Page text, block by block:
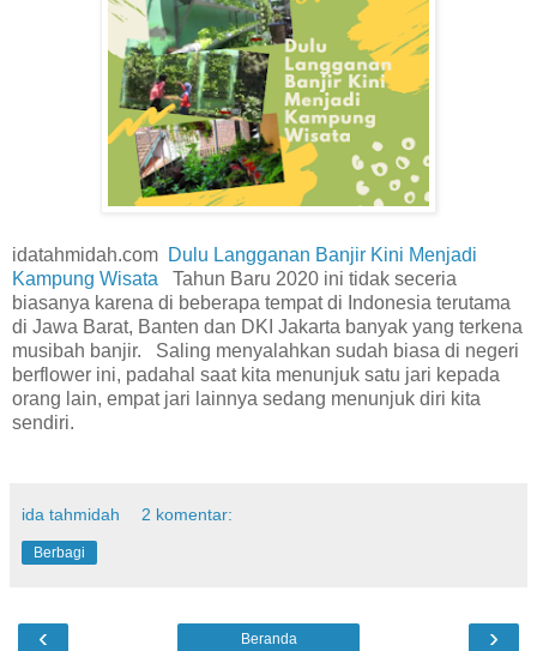
idatahmidah.com Dulu Langganan Banjir Kini Menjadi
Kampung Wisata Tahun Baru 2020 ini tidak seceria
biasanya karena di beberapa tempat di Indonesia terutama
di Jawa Barat, Banten dan DKI Jakarta banyak yang terkena
musibah banjir. Saling menyalahkan sudah biasa di negeri
berflower ini, padahal saat kita menunjuk satu jari kepada
orang lain, empat jari lainnya sedang menunjuk diri kita
sendiri.
ida tahmidah 2 komentar:
Berbagi
‹ ›
Beranda